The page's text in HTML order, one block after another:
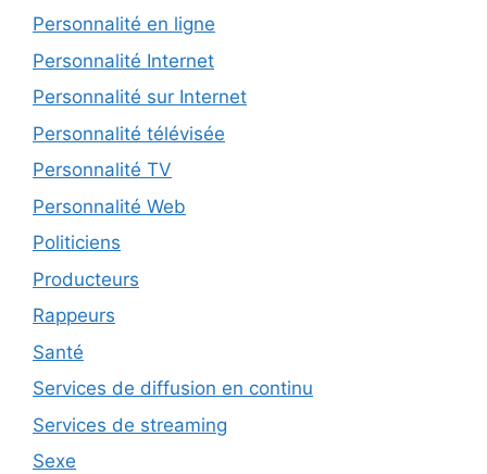
Personnalité en ligne
Personnalité Internet
Personnalité sur Internet
Personnalité télévisée
Personnalité TV
Personnalité Web
Politiciens
Producteurs
Rappeurs
Santé
Services de diffusion en continu
Services de streaming
Sexe